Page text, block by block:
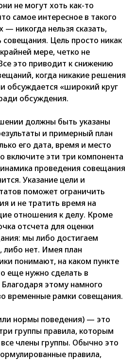
не могут хоть как-то
самое интересное в такого
никогда нельзя сказать,
совещания. Цель просто никак
мере, четко не
это приводит к снижению
когда никакие решения
обсуждается «широкий круг
обсуждения.
должны быть указаны
и примерный план
его дата, время и место
включите эти три компонента
проведения совещания
Указание цели и
поможет ограничить
и не тратить время на
отношения к делу. Кроме
отсчета для оценки
мы либо достигаем
либо нет. Имея план
понимают, на каком пункте
еще нужно сделать в
этому намного
временные рамки совещания.
нормы поведения) — это
группы правила, которым
члены группы. Обычно это
правила,